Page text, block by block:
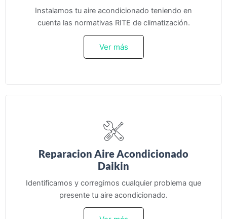
Instalamos tu aire acondicionado teniendo en
cuenta las normativas RITE de climatización.
Ver más
Reparacion Aire Acondicionado
Daikin
Identificamos y corregimos cualquier problema que
presente tu aire acondicionado.